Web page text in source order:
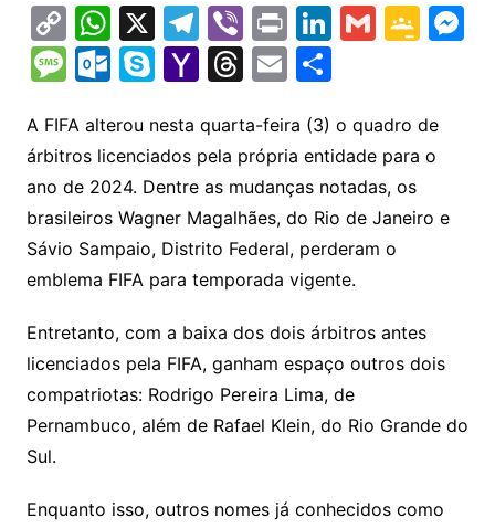
C
o
p
y
Li
n
k
W
h
at
s
A
p
p
X T
el
e
gr
a
m
Vi
b
er
Pr
in
t
Li
n
k
e
dI
n
G
l
G
gl
e
a
o
o
m
M
M
s
s
a
g
e
O
lo
o
k.
c
o
S
y
p
e
Y
h
o
o
M
ai
T
e
a
d
s
E
ai
l
S
ar
e
A FIFA alterou nesta quarta-feira (3) o quadro de
árbitros licenciados pela própria entidade para o
ano de 2024. Dentre as mudanças notadas, os
brasileiros Wagner Magalhães, do Rio de Janeiro e
Sávio Sampaio, Distrito Federal, perderam o
emblema FIFA para temporada vigente.
Entretanto, com a baixa dos dois árbitros antes
licenciados pela FIFA, ganham espaço outros dois
compatriotas: Rodrigo Pereira Lima, de
Pernambuco, além de Rafael Klein, do Rio Grande do
Sul.
Enquanto isso, outros nomes já conhecidos como